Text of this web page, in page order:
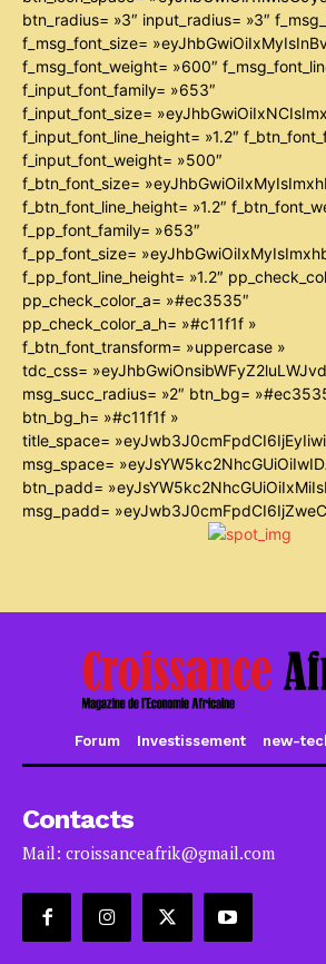
btn_radius= »3″ input_radius= »3″
f_msg_font_size=
f_msg_font_weight= »600″
f_input_font_family= »653″
f_input_font_size=
f_input_font_line_height= »1.2″
f_input_font_weight= »500″
f_btn_font_size=
f_btn_font_line_height= »1.2″
f_pp_font_family= »653″
f_pp_font_size=
f_pp_font_line_height= »1.2″
pp_check_color_a= »#ec3535″
pp_check_color_a_h= »#c11f1f »
f_btn_font_transform= »uppercase »
tdc_css=
msg_succ_radius= »2″ btn_bg=
btn_bg_h= »#c11f1f »
title_space=
msg_space=
btn_padd=
msg_padd=
Forum Investissement new-
Contacts
Mail: croissanceafrik@gmail.com